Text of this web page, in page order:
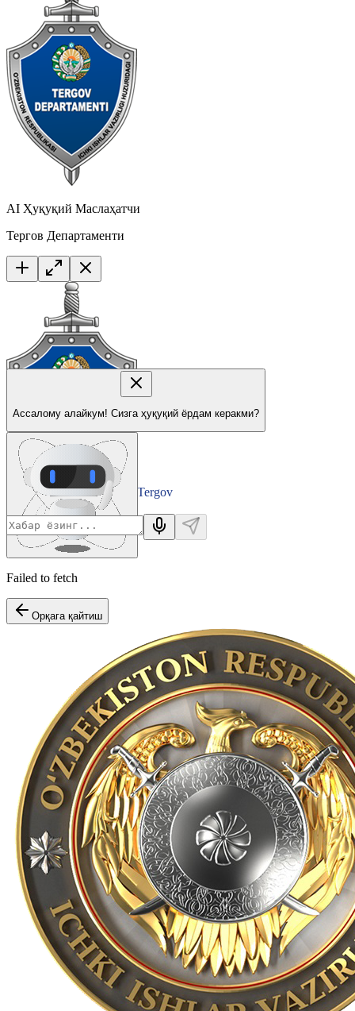
AI Ҳуқуқий Маслаҳатчи
Тергов Департаменти
Tergov
Departamenti
Ассалому алайкум! Сизга ҳуқуқий ёрдам керакми?
Failed to fetch
Орқага қайтиш